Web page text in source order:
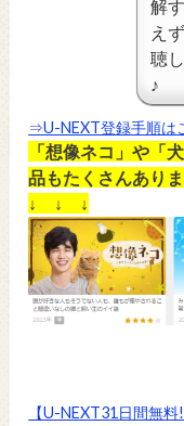
解
え
聴
♪
⇒U-NEXT登録手順は
「想像ネコ」や「
品もたくさんありま
↓ ↓ ↓
【U-NEXT31日間無